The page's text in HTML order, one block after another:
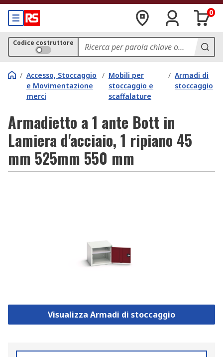
0
Codice costruttore
/ Accesso, Stoccaggio
e Movimentazione
merci
/ Mobili per
stoccaggio e
scaffalature
/ Armadi di
stoccaggio
Armadietto a 1 ante Bott in
Lamiera d'acciaio, 1 ripiano 45
mm 525mm 550 mm
Visualizza Armadi di stoccaggio